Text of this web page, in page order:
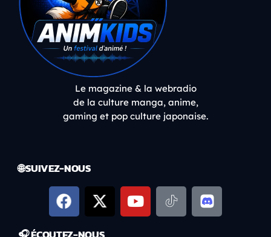
Le magazine & la webradio
de la culture manga, anime,
gaming et pop culture japonaise.
🌐 SUIVEZ-NOUS